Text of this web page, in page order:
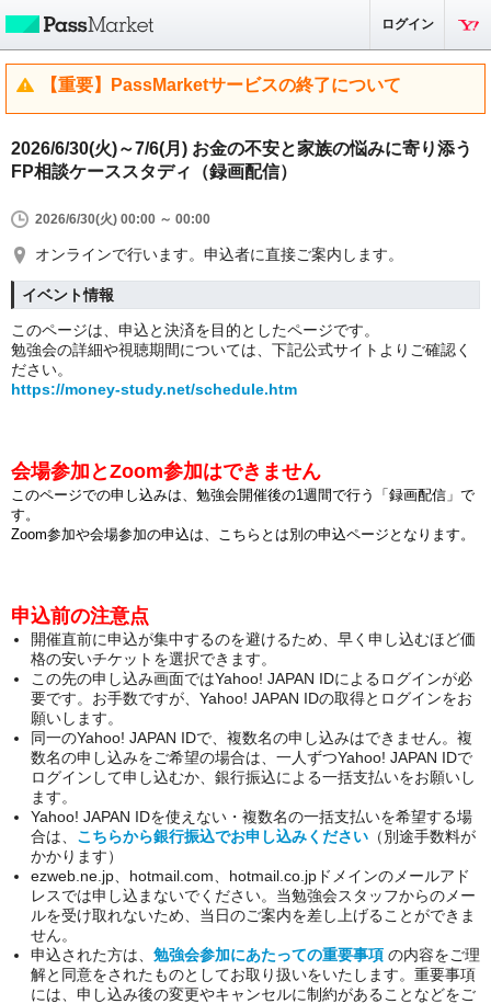
ログイン
【重要】PassMarketサービスの終了について
2026/6/30(火)～7/6(月) お金の不安と家族の悩みに寄り添う
FP相談ケーススタディ（録画配信）
2026/6/30(火) 00:00 ～ 00:00
オンラインで行います。申込者に直接ご案内します。
イベント情報
このページは、申込と決済を目的としたページです。
勉強会の詳細や視聴期間については、下記公式サイトよりご確認く
ださい。
https://money-study.net/schedule.htm
会場参加とZoom参加はできません
このページでの申し込みは、 勉強会開催後の1週間で行う「録画配信」で
す。
Zoom参加や会場参加の申込は、こちらとは別の申込ページとなります。
申込前の注意点
開催直前に申込が集中するのを避けるため、早く申し込むほど価
格の安いチケットを選択できます。
この先の申し込み画面ではYahoo! JAPAN IDによるログインが必
要です。お手数ですが、Yahoo! JAPAN IDの取得とログインをお
願いします。
同一のYahoo! JAPAN IDで、 複数名の申し込みはできません。複
数名の申し込みをご希望の場合は、一人ずつYahoo! JAPAN IDで
ログインして申し込むか、銀行振込による一括支払いをお願いし
ます。
Yahoo! JAPAN IDを使えない・複数名の一括支払いを希望する場
合は、 こちらから銀行振込でお申し込みください （別途手数料が
かかります）
ezweb.ne.jp 、hotmail.com、hotmail.co.jp ドメインのメールアド
レスでは申し込まないでください。当勉強会スタッフからのメー
ルを受け取れないため、当日のご案内を差し上げることができま
せん。
申込された方は、 勉強会参加にあたっての重要事項 の内容をご理
解と同意をされたものとしてお取り扱いをいたします。 重要事項
には、申し込み後の変更やキャンセルに制約があることなどをご